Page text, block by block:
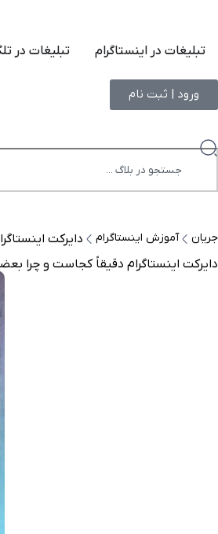
تبلیغات در اینستاگرام تبلیغات در
ورود | ثبت نام
جریان آموزش اینستاگرام
دایرکت
دایرکت اینستاگرام دقیقاً کجاست و چرا